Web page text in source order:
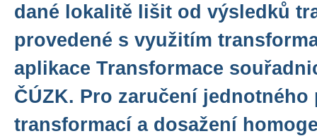
dané lokalitě lišit od výsledků
provedené s využitím
aplikace Transformace
ČÚZK. Pro zaručení jednotného
transformací a dosažení